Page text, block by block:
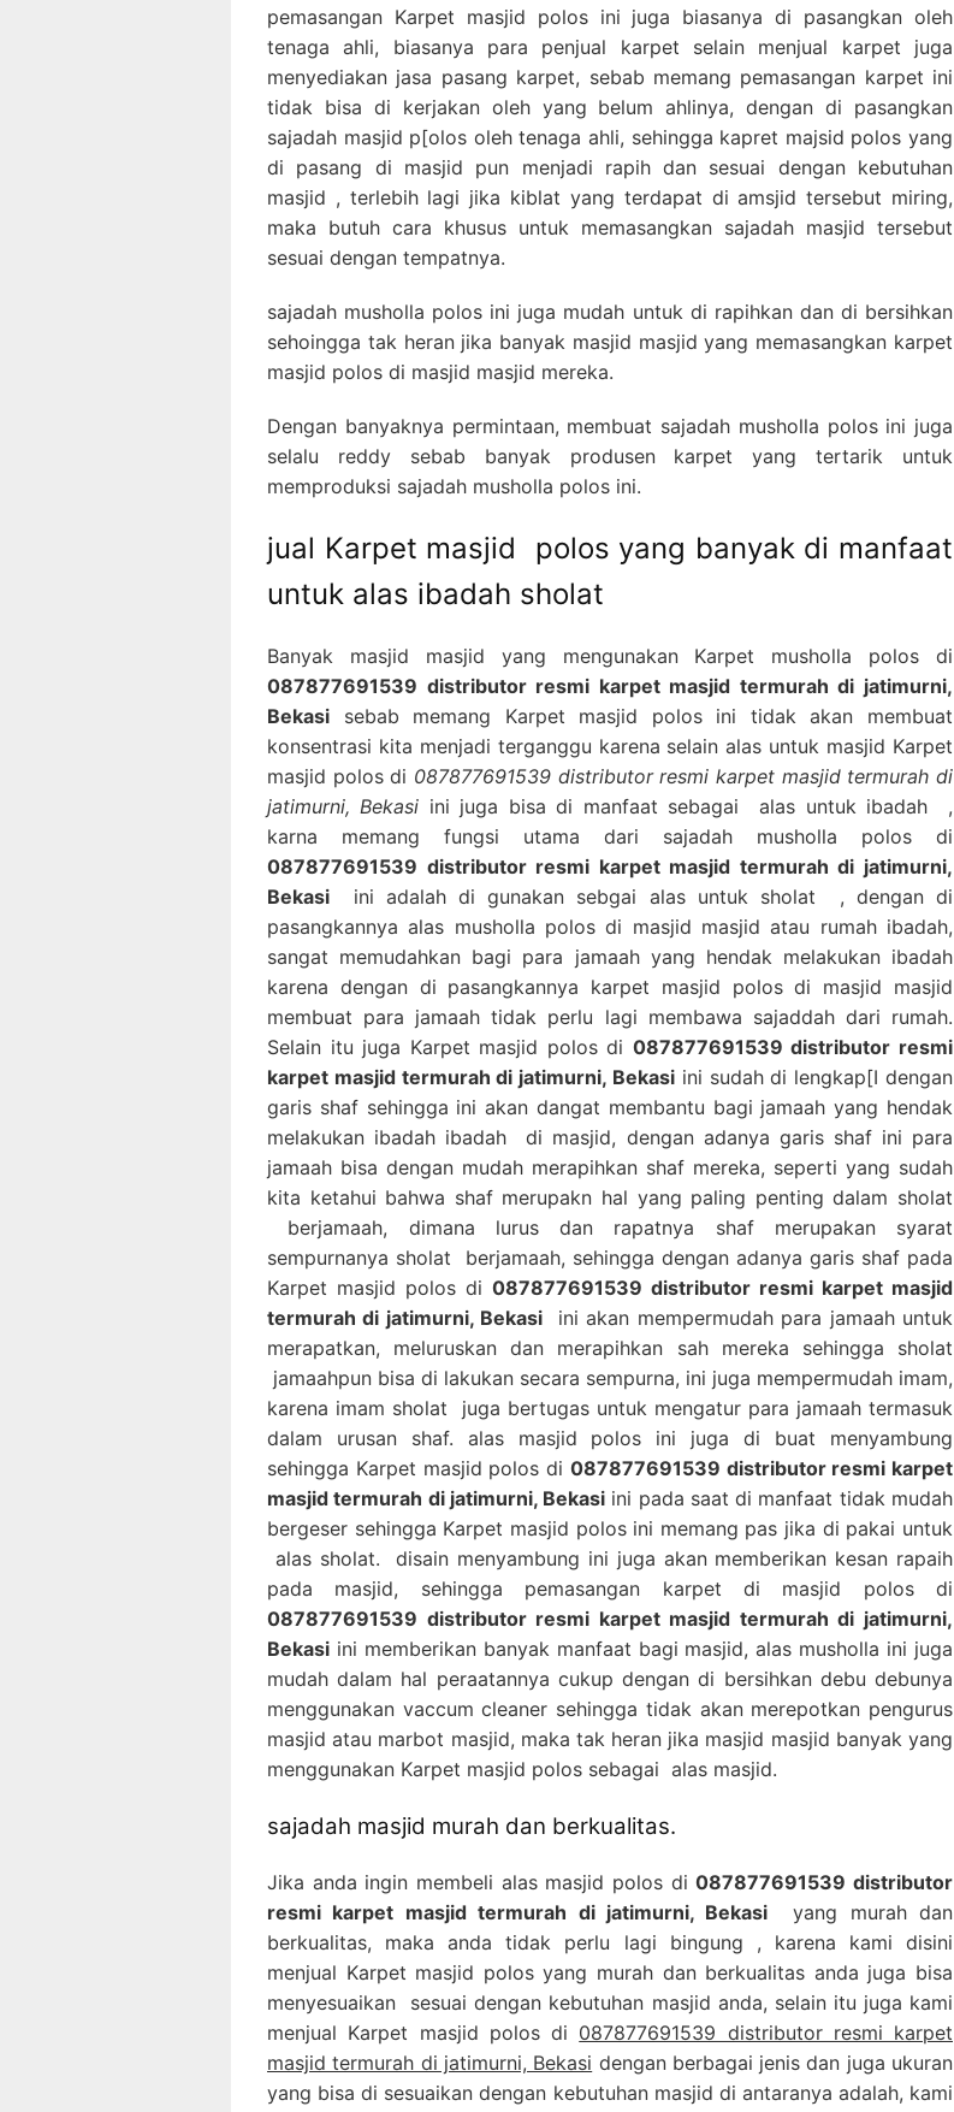
pemasangan Karpet masjid polos ini juga biasanya di pasangkan oleh
tenaga ahli, biasanya para penjual karpet selain menjual karpet juga
menyediakan jasa pasang karpet, sebab memang pemasangan karpet ini
tidak bisa di kerjakan oleh yang belum ahlinya, dengan di pasangkan
sajadah masjid p[olos oleh tenaga ahli, sehingga kapret majsid polos yang
di pasang di masjid pun menjadi rapih dan sesuai dengan kebutuhan
masjid , terlebih lagi jika kiblat yang terdapat di amsjid tersebut miring,
maka butuh cara khusus untuk memasangkan sajadah masjid tersebut
sesuai dengan tempatnya.
sajadah musholla polos ini juga mudah untuk di rapihkan dan di bersihkan
sehoingga tak heran jika banyak masjid masjid yang memasangkan karpet
masjid polos di masjid masjid mereka.
Dengan banyaknya permintaan, membuat sajadah musholla polos ini juga
selalu reddy sebab banyak produsen karpet yang tertarik untuk
memproduksi sajadah musholla polos ini.
jual Karpet masjid polos yang banyak di manfaat
untuk alas ibadah sholat
Banyak masjid masjid yang mengunakan Karpet musholla polos di
087877691539 distributor resmi karpet masjid termurah di jatimurni,
Bekasi sebab memang Karpet masjid polos ini tidak akan membuat
konsentrasi kita menjadi terganggu karena selain alas untuk masjid Karpet
masjid polos di 087877691539 distributor resmi karpet masjid termurah di
jatimurni, Bekasi ini juga bisa di manfaat sebagai alas untuk ibadah ,
karna memang fungsi utama dari sajadah musholla polos di
087877691539 distributor resmi karpet masjid termurah di jatimurni,
Bekasi ini adalah di gunakan sebgai alas untuk sholat , dengan di
pasangkannya alas musholla polos di masjid masjid atau rumah ibadah,
sangat memudahkan bagi para jamaah yang hendak melakukan ibadah
karena dengan di pasangkannya karpet masjid polos di masjid masjid
membuat para jamaah tidak perlu lagi membawa sajaddah dari rumah.
Selain itu juga Karpet masjid polos di 087877691539 distributor resmi
karpet masjid termurah di jatimurni, Bekasi ini sudah di lengkap[I dengan
garis shaf sehingga ini akan dangat membantu bagi jamaah yang hendak
melakukan ibadah ibadah di masjid, dengan adanya garis shaf ini para
jamaah bisa dengan mudah merapihkan shaf mereka, seperti yang sudah
kita ketahui bahwa shaf merupakn hal yang paling penting dalam sholat
berjamaah, dimana lurus dan rapatnya shaf merupakan syarat
sempurnanya sholat berjamaah, sehingga dengan adanya garis shaf pada
Karpet masjid polos di 087877691539 distributor resmi karpet masjid
termurah di jatimurni, Bekasi ini akan mempermudah para jamaah untuk
merapatkan, meluruskan dan merapihkan sah mereka sehingga sholat
jamaahpun bisa di lakukan secara sempurna, ini juga mempermudah imam,
karena imam sholat juga bertugas untuk mengatur para jamaah termasuk
dalam urusan shaf. alas masjid polos ini juga di buat menyambung
sehingga Karpet masjid polos di 087877691539 distributor resmi karpet
masjid termurah di jatimurni, Bekasi ini pada saat di manfaat tidak mudah
bergeser sehingga Karpet masjid polos ini memang pas jika di pakai untuk
alas sholat. disain menyambung ini juga akan memberikan kesan rapaih
pada masjid, sehingga pemasangan karpet di masjid polos di
087877691539 distributor resmi karpet masjid termurah di jatimurni,
Bekasi ini memberikan banyak manfaat bagi masjid, alas musholla ini juga
mudah dalam hal peraatannya cukup dengan di bersihkan debu debunya
menggunakan vaccum cleaner sehingga tidak akan merepotkan pengurus
masjid atau marbot masjid, maka tak heran jika masjid masjid banyak yang
menggunakan Karpet masjid polos sebagai alas masjid.
sajadah masjid murah dan berkualitas.
Jika anda ingin membeli alas masjid polos di087877691539 distributor
resmi karpet masjid termurah di jatimurni, Bekasi yang murah dan
berkualitas, maka anda tidak perlu lagi bingung , karena kami disini
menjual Karpet masjid polos yang murah dan berkualitas anda juga bisa
menyesuaikan sesuai dengan kebutuhan masjid anda, selain itu juga kami
menjual Karpet masjid polos di 087877691539 distributor resmi karpet
masjid termurah di jatimurni, Bekasi dengan berbagai jenis dan juga ukuran
yang bisa di sesuaikan dengan kebutuhan masjid di antaranya adalah, kami